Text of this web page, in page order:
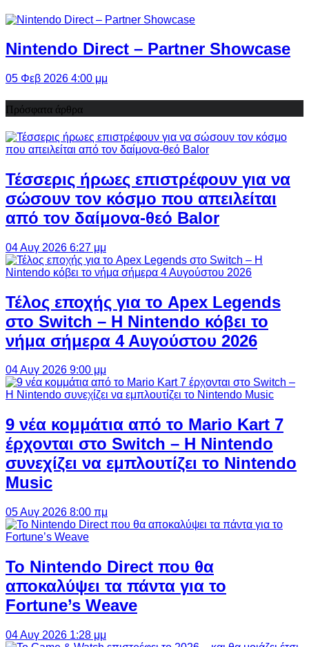
Nintendo Direct – Partner Showcase
05 Φεβ 2026 4:00 μμ
Πρόσφατα άρθρα
Τέσσερις ήρωες επιστρέφουν για να
σώσουν τον κόσμο που απειλείται
από τον δαίμονα-θεό Balor
04 Αυγ 2026 6:27 μμ
Τέλος εποχής για το Apex Legends
στο Switch – Η Nintendo κόβει το
νήμα σήμερα 4 Αυγούστου 2026
04 Αυγ 2026 9:00 μμ
9 νέα κομμάτια από το Mario Kart 7
έρχονται στο Switch – Η Nintendo
συνεχίζει να εμπλουτίζει το Nintendo
Music
05 Αυγ 2026 8:00 πμ
Το Nintendo Direct που θα
αποκαλύψει τα πάντα για το
Fortune’s Weave
04 Αυγ 2026 1:28 μμ